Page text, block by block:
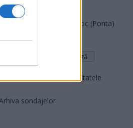
FAR (Coarnă)
România pe Primul Loc (Ponta)
Altul
Arată rezultatele
sondajelor